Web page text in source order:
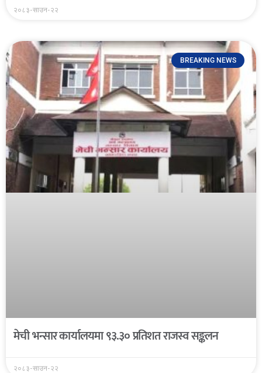
२०८३-साउन-२२
BREAKING NEWS
मेची भन्सार कार्यालयमा ९३.३० प्रतिशत राजस्व सङ्कलन
२०८३-साउन-२२